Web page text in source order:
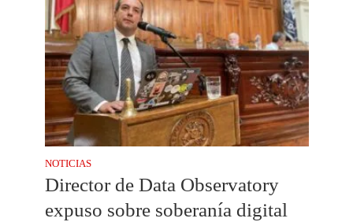
NOTICIAS
Director de Data Observatory
expuso sobre soberanía digital